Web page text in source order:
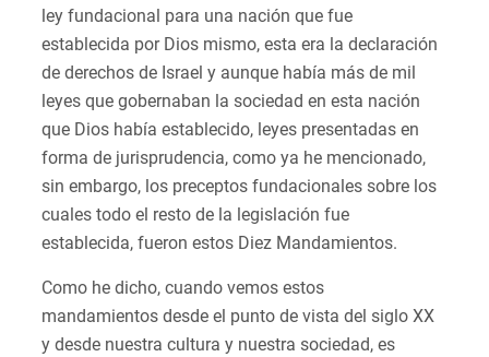
ley fundacional para una nación que fue
establecida por Dios mismo, esta era la declaración
de derechos de Israel y aunque había más de mil
leyes que gobernaban la sociedad en esta nación
que Dios había establecido, leyes presentadas en
forma de jurisprudencia, como ya he mencionado,
sin embargo, los preceptos fundacionales sobre los
cuales todo el resto de la legislación fue
establecida, fueron estos Diez Mandamientos.
Como he dicho, cuando vemos estos
mandamientos desde el punto de vista del siglo XX
y desde nuestra cultura y nuestra sociedad, es